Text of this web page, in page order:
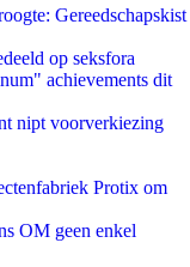
Gereedschapskist
op seksfora
achievements dit
nipt voorverkiezing
Protix om
OM geen enkel